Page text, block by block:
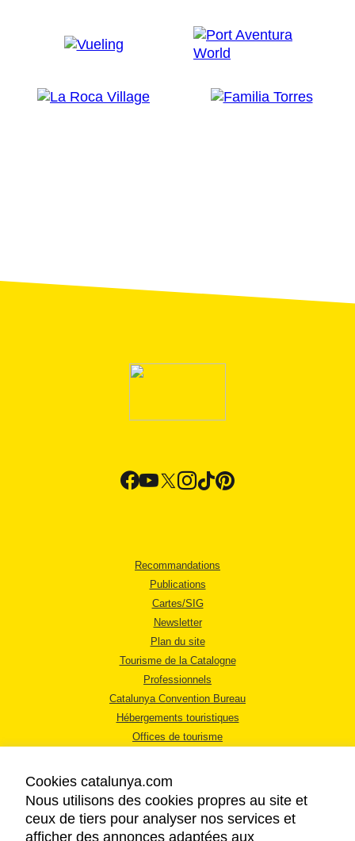
Recommandations
Publications
Cartes/SIG
Newsletter
Plan du site
Tourisme de la Catalogne
Professionnels
Catalunya Convention Bureau
Hébergements touristiques
Offices de tourisme
Cookies catalunya.com
Nous utilisons des cookies propres au site et
ceux de tiers pour analyser nos services et
afficher des annonces adaptées aux